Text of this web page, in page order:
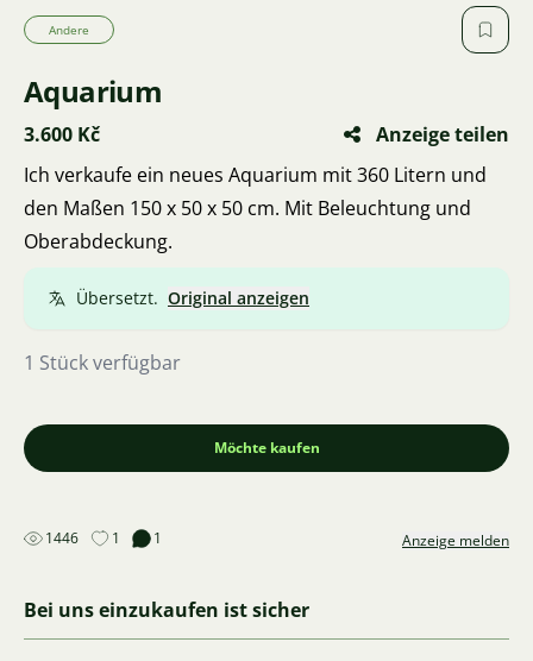
Andere
Aquarium
3.600 Kč
Anzeige teilen
Ich verkaufe ein neues Aquarium mit 360 Litern und
den Maßen 150 x 50 x 50 cm. Mit Beleuchtung und
Oberabdeckung.
Übersetzt. Original anzeigen
1 Stück verfügbar
Möchte kaufen
1446 1 1 Anzeige melden
Bei uns einzukaufen ist sicher